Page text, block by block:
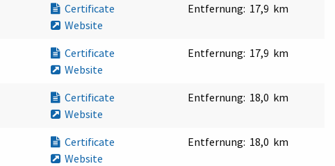
Certificate
Website
Entfernung: 17,9 km
Certificate
Website
Entfernung: 17,9 km
Certificate
Website
Entfernung: 18,0 km
Certificate
Website
Entfernung: 18,0 km